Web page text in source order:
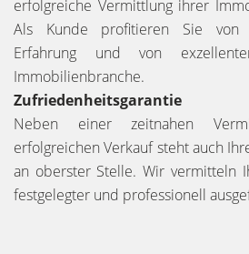
erfolgreiche Vermittlung ihrer
Als Kunde profitieren Sie von
Erfahrung und von
Immobilienbranche.
Zufriedenheitsgarantie
Neben einer zeitnahen
erfolgreichen Verkauf steht auch
an oberster Stelle. Wir vermitteln
festgelegter und professionell